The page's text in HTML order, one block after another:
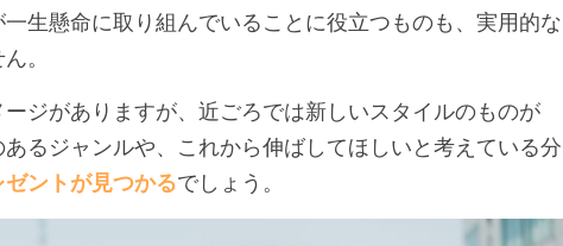
生懸命に取り組んでいることに役立つものも、実用的な
。
ジがありますが、近ごろでは新しいスタイルのものが
るジャンルや、これから伸ばしてほしいと考えている分
ントが見つかるでしょう。